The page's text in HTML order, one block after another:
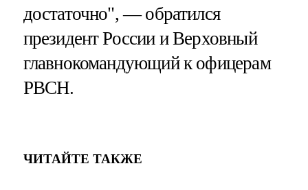
достаточно", — обратился
президент России и Верховный
главнокомандующий к офицерам
РВСН.
ЧИТАЙТЕ ТАКЖЕ